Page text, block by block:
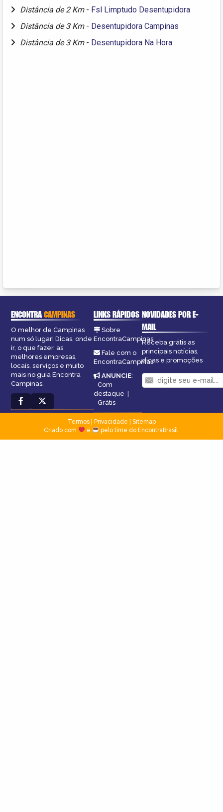
Distância de 2 Km - Fsl Limptudo Desentupidora
Distância de 3 Km - Desentupidora Campinas
Distância de 3 Km - Desentupidora Na Hora
ENCONTRACAMPINAS
O melhor de Campinas
num só lugar! Dicas, onde
ir, o que fazer, as
melhores empresas,
locais, serviços e muito
mais no guia Encontra
Campinas.
LINKS RÁPIDOS
Sobre
EncontraCampinas
Fale com o
EncontraCampinas
ANUNCIE:
Com
destaque |
Grátis
NOVIDADES POR E-
MAIL
Receba grátis as
principais notícias,
dicas e promoções
Termos| Privacidade
Sitemap
Criado com
e pelo time do EncontraBrasil